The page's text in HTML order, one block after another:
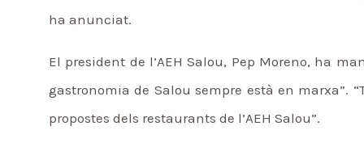
ha anunciat.
El president de l’AEH Salou, Pep Moreno, ha
gastronomia de Salou sempre està en marxa”.
propostes dels restaurants de l’AEH Salou”.